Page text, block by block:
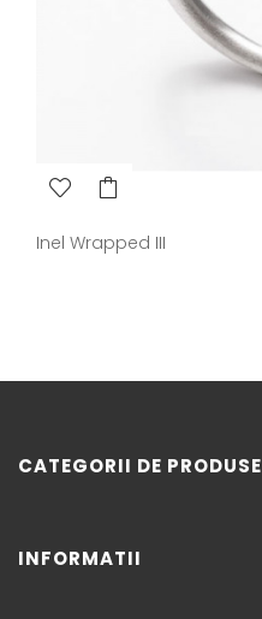
Inel Wrapped III
CATEGORII DE PRODUSE
INFORMATII